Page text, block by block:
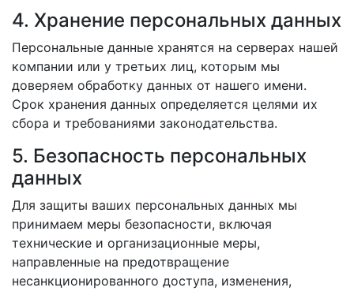
4. Хранение персональных данных
Персональные данные хранятся на серверах нашей
компании или у третьих лиц, которым мы
доверяем обработку данных от нашего имени.
Срок хранения данных определяется целями их
сбора и требованиями законодательства.
5. Безопасность персональных
данных
Для защиты ваших персональных данных мы
принимаем меры безопасности, включая
технические и организационные меры,
направленные на предотвращение
несанкционированного доступа, изменения,